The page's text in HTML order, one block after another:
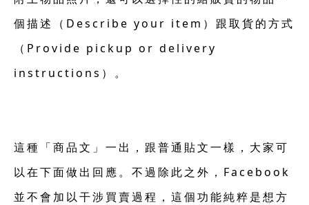
個描述（Describe your item）跟取貨的方式
（Provide pickup or delivery
instructions）。
這種「商品文」一出，跟普通貼文一樣，大家可
以在下面做出回應。不過除此之外，Facebook
並不會加以干涉買賣過程，這個功能純粹是想方